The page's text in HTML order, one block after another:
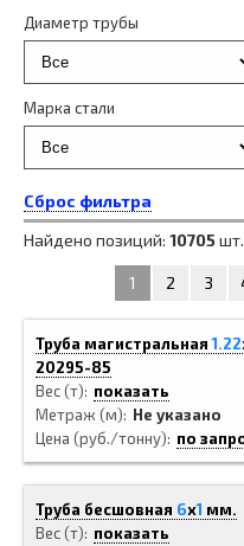
Диаметр трубы
Марка стали
Сброс фильтра
Найдено позиций: 10705шт.
1 2 3
Труба магистральная1.22
20295-85
Вес (т)
показать
Метраж (м)
Не указано
Цена (руб./тонну)
по
Труба бесшовная 6x1 мм.
Вес (т)
показать